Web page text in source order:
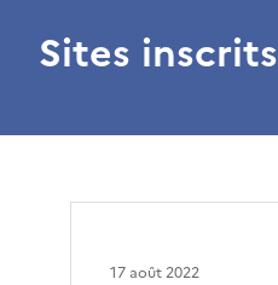
Sites inscrits
17 août 2022